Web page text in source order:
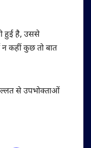
हुई है, उससे
कहीं कुछ तो बात
से उपभोक्ताओं